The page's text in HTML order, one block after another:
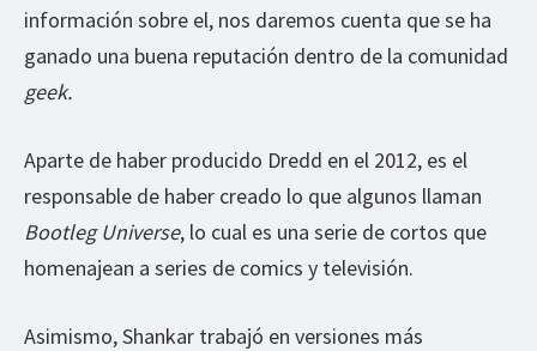
información sobre el, nos daremos cuenta que se ha
ganado una buena reputación dentro de la comunidad
geek.
Aparte de haber producido Dredd en el 2012, es el
responsable de haber creado lo que algunos llaman
Bootleg Universe, lo cual es una serie de cortos que
homenajean a series de comics y televisión.
Asimismo, Shankar trabajó en versiones más